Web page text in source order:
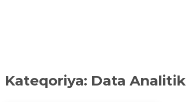
Kateqoriya: Data Analitik